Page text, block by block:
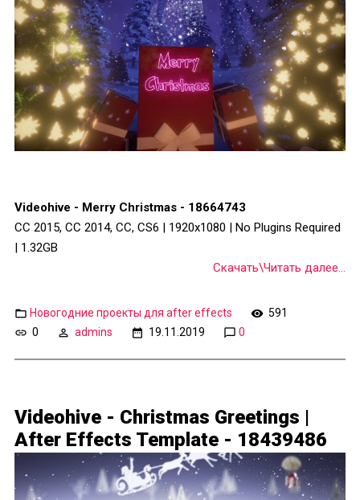
Videohive - Merry Christmas - 18664743
CC 2015, CC 2014, CC, CS6 | 1920x1080 | No Plugins Required
| 1.32GB
Скачать\Читать далее...
Новогодние проекты для after effects
591
0
admins 19.11.2019 0
Videohive - Christmas Greetings |
After Effects Template - 18439486